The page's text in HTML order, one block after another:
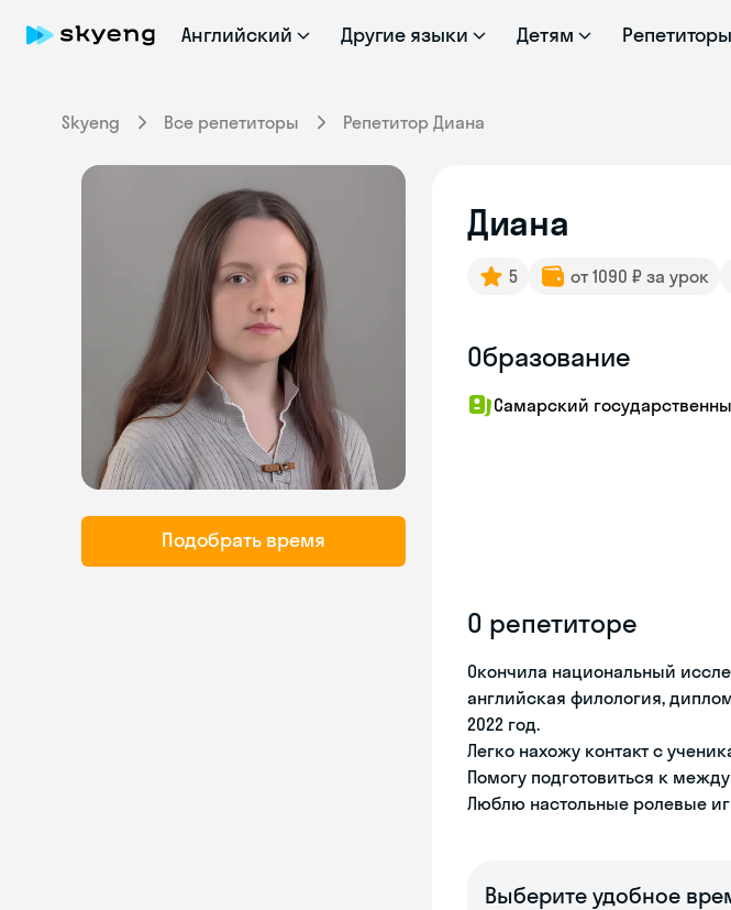
Английский Другие языки Детям Репетиторы
Skyeng Все репетиторы Репетитор Диана
Подобрать время
Диана
5 от 1090 ₽ за урок
Образование
Самарский
О репетиторе
Окончила национальный
английская филология,
2022 год.
Легко нахожу контакт с
Помогу подготовиться к
Люблю настольные ролевые
Выберите удобное